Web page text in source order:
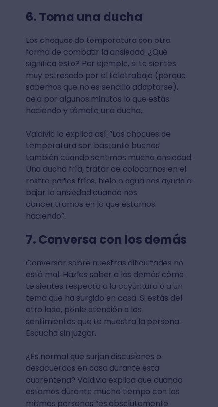
6. Toma una ducha
Los choques de temperatura son otra
forma de combatir la ansiedad. ¿Qué
significa esto? Por ejemplo, si te sientes
muy estresado por el teletrabajo (porque
sabemos que no es sencillo adaptarse),
deja por algunos minutos lo que estás
haciendo y tómate una ducha.
Valdivia lo explica así: “Los choques de
temperatura son bastante buenos
también cuando sentimos mucha ansiedad.
Una ducha fría, tratar de colocarnos en el
rostro paños fríos, hielo o agua nos ayuda a
bajar la ansiedad cuando nos
concentramos en lo que estamos
haciendo”.
7. Conversa con los demás
Conversar sobre nuestras dificultades no
está mal. Hazles saber a los demás cómo
te sientes respecto a la coyuntura o a un
tema que ha surgido en casa. Si estás del
otro lado, ponle atención a los
sentimientos que te muestra la persona.
Escucha sin juzgar.
¿Es normal que surjan discusiones o
desacuerdos en casa durante esta
cuarentena? Valdivia explica que cuando
estamos durante mucho tiempo con las
mismas personas “es absolutamente